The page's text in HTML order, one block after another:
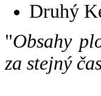
Druhý
"Obsahy
za stejný